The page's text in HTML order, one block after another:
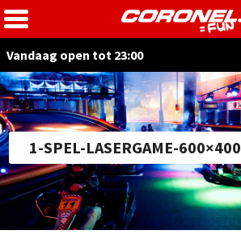
Vandaag open tot 23:00
1-SPEL-LASERGAME-600×400